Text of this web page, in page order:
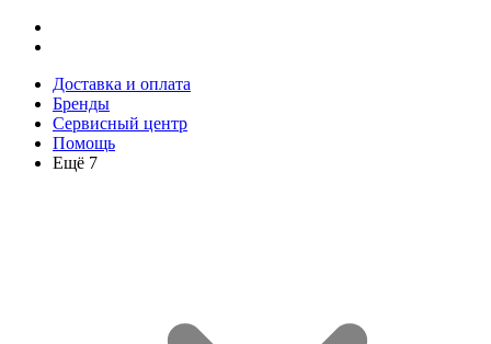
Доставка и оплата
Бренды
Сервисный центр
Помощь
Ещё 7